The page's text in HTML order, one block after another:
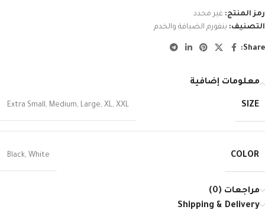
رمز المنتج: غير محدد
التصنيف: ينفورم الضيافة والخدم
Share:
معلومات إضافية
SIZE
Extra Small, Medium, Large, XL, XXL
COLOR
Black, White
مراجعات (0)
Shipping & Delivery